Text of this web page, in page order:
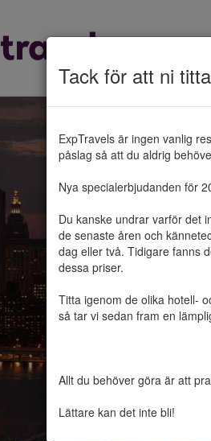
Tack för att ni
ExpTravels är ingen vanlig
påslag så att du aldrig
Nya specialerbjudanden för
Du kanske undrar varför det
de senaste åren och
dag eller två. Tidigare fanns
dessa priser.
Titta igenom de olika hotell-
så tar vi sedan fram en
Allt du behöver göra är att
Lättare kan det inte bli!